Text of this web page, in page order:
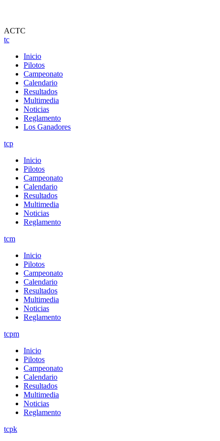
ACTC
tc
Inicio
Pilotos
Campeonato
Calendario
Resultados
Multimedia
Noticias
Reglamento
Los Ganadores
tcp
Inicio
Pilotos
Campeonato
Calendario
Resultados
Multimedia
Noticias
Reglamento
tcm
Inicio
Pilotos
Campeonato
Calendario
Resultados
Multimedia
Noticias
Reglamento
tcpm
Inicio
Pilotos
Campeonato
Calendario
Resultados
Multimedia
Noticias
Reglamento
tcpk